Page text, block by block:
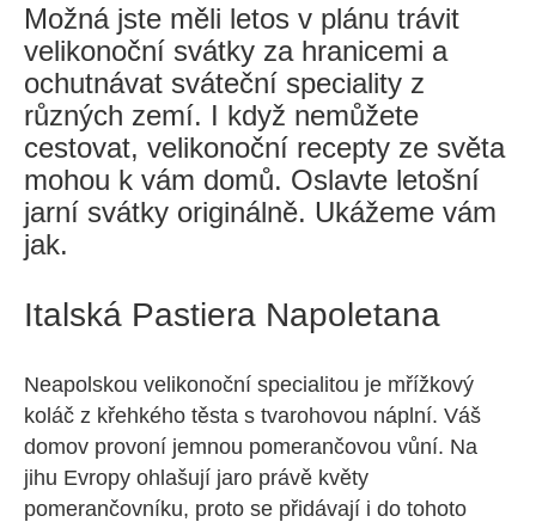
Možná jste měli letos v plánu trávit
velikonoční svátky za hranicemi a
ochutnávat sváteční speciality z
různých zemí. I když nemůžete
cestovat, velikonoční recepty ze světa
mohou k vám domů. Oslavte letošní
jarní svátky originálně. Ukážeme vám
jak.
Italská Pastiera Napoletana
Neapolskou velikonoční specialitou je mřížkový
koláč z křehkého těsta s tvarohovou náplní. Váš
domov provoní jemnou pomerančovou vůní. Na
jihu Evropy ohlašují jaro právě květy
pomerančovníku, proto se přidávají i do tohoto